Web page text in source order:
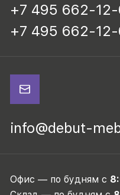
+7 495 662-
+7 495 662-
info@debut-
Офис — по будням с